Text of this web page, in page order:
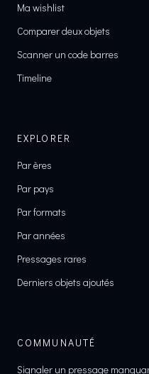
Ma wishlist
Comparer deux objets
Scanner un code barres
Timeline
EXPLORER
Par ères
Par pays
Par formats
Par années
Pressages rares
Derniers objets ajoutés
COMMUNAUTÉ
Signaler un pressage